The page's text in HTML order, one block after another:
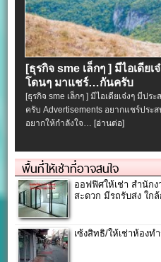
[ธุรกิจ sme เล็กๆ ] มีไอเดีย
โดนๆ มาแชร์…กันครับ
[ธุรกิจ sme เล็กๆ ] มีไอเดียเจ๋งๆ มี
ครับ Advertisements อยากแชร์ปร
อยากให้กำลังใจ… [อ่านต่อ]
พื้นที่ให้เช่าที่อาจสนใจ
ออฟฟิศให้เช่า สำนัก
สะดวก มีรถรับส่ง ใก
เซ้งสิทธิ/ให้เช่าห้อง